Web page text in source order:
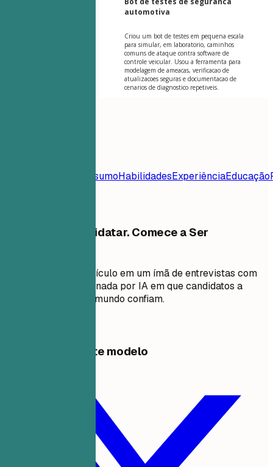
automotiva
Criou um bot de testes em pequena escala
para simular, em laboratorio, caminhos
comuns de ataque contra software de
controle veicular. Usou a ferramenta para
modelagem de ameacas, verificacao de
atualizacoes seguras e documentacao de
cenarios de diagnostico repetiveis.
ResumoHabilidadesExperiênciaEducação
Pare de Se Candidatar. Comece a Ser
Transforme seu currículo em um ímã de entrevistas com
otimização impulsionada por IA em que candidatos a
emprego em todo o mundo confiam.
Compartilhar este modelo